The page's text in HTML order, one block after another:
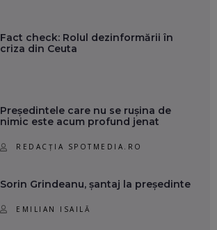
Fact check: Rolul dezinformării în
criza din Ceuta
Președintele care nu se rușina de
nimic este acum profund jenat
REDACȚIA SPOTMEDIA.RO
Sorin Grindeanu, șantaj la președinte
EMILIAN ISAILĂ